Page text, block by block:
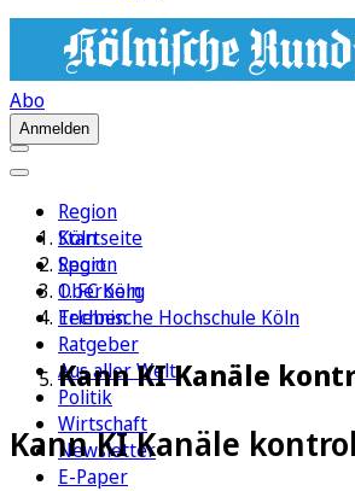
Abo
Anmelden
Region
Köln
Sport
1. FC Köln
Erleben
Ratgeber
Aus aller Welt
Politik
Wirtschaft
Newsletter
E-Paper
Startseite
Region
Oberberg
Technische Hochschule Köln
Kann KI Kanäle
Kann KI Kanäle